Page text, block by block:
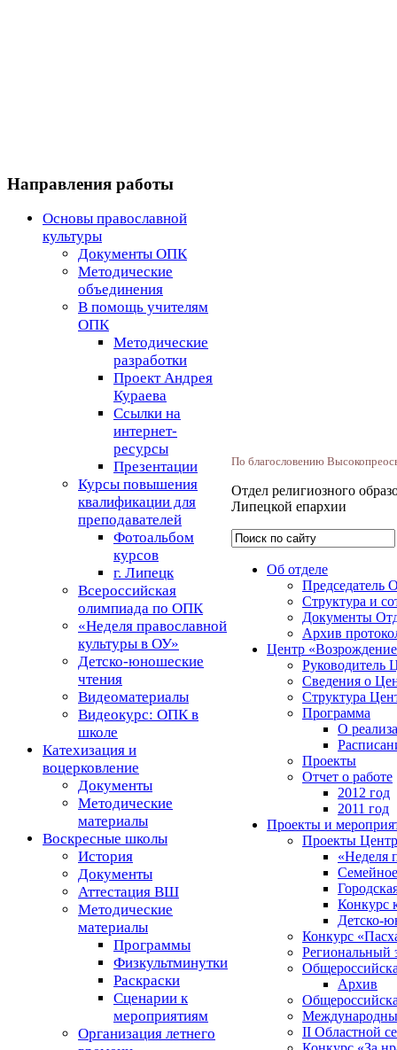
Направления работы
Основы православной
культуры
Документы ОПК
Методические
объединения
В помощь учителям
ОПК
Методические
разработки
Проект Андрея
Кураева
Ссылки на
интернет-
ресурсы
Презентации
Курсы повышения
квалификации для
преподавателей
Фотоальбом
курсов
г. Липецк
Всероссийская
олимпиада по ОПК
«Неделя православной
культуры в ОУ»
Детско-юношеские
чтения
Видеоматериалы
Видеокурс: ОПК в
школе
Катехизация и
воцерковление
Документы
Методические
материалы
Воскресные школы
История
Документы
Аттестация ВШ
Методические
материалы
Программы
Физкультминутки
Раскраски
Сценарии к
мероприятиям
Организация летнего
По благословению
Отдел религиозного
Липецкой епархии
Об отделе
Председатель
Структура и
Документы
Архив
Центр
Руководитель
Сведения о
Структура
Программа
О
Проекты
Отчет о работе
2012 год
2011 год
Проекты и
Проекты
«Неделя
Конкурс
Детско-
Конкурс
Региональный
Архив
II Областной